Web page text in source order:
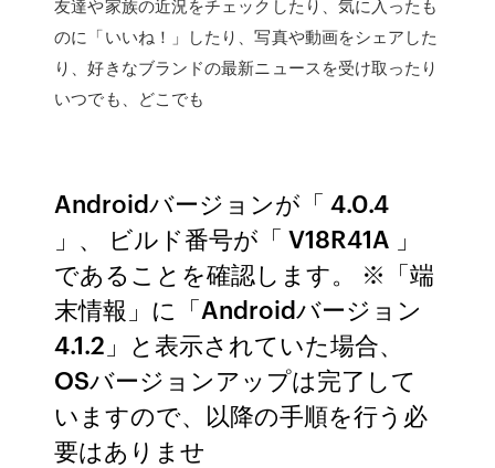
友達や家族の近況をチェックしたり、気に入ったも
のに「いいね！」したり、写真や動画をシェアした
り、好きなブランドの最新ニュースを受け取ったり
いつでも、どこでも
Androidバージョンが「 4.0.4
」、 ビルド番号が「 V18R41A 」
であることを確認します。 ※「端
末情報」に「Androidバージョン
4.1.2」と表示されていた場合、
OSバージョンアップは完了して
いますので、以降の手順を行う必
要はありませ